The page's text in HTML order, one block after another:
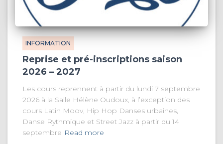
INFORMATION
Reprise et pré-inscriptions saison
2026 – 2027
Les cours reprennent à partir du lundi 7 septembre
2026 à la Salle Hélène Oudoux, à l’exception des
cours Latin Moov, Hip Hop Danses urbaines,
Danse Rythmique et Street Jazz à partir du 14
septembre Read more